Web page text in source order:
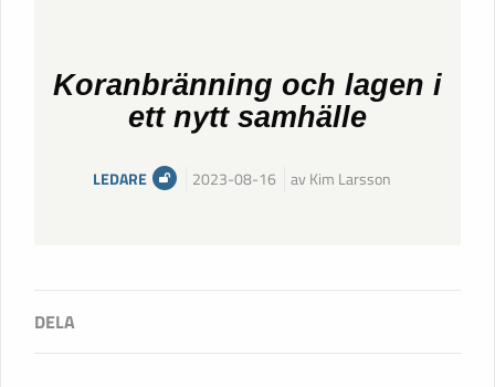
Koranbränning och lagen i
ett nytt samhälle
LEDARE 2023-08-16 av Kim Larsson